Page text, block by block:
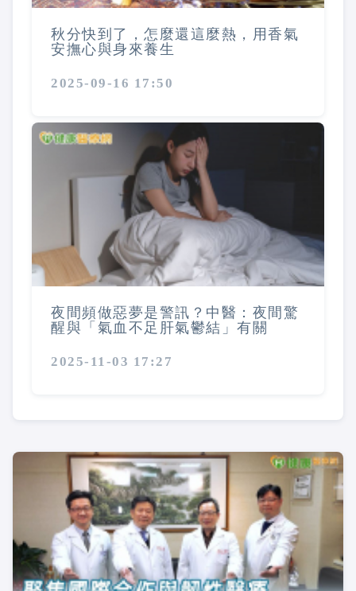
秋分快到了，怎麼還這麼熱，用香氣
安撫心與身來養生
2025-09-16 17:50
夜間頻做惡夢是警訊？中醫：夜間驚
醒與「氣血不足肝氣鬱結」有關
2025-11-03 17:27